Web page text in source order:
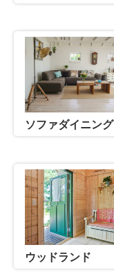
ソファダイニング
ウッドランド